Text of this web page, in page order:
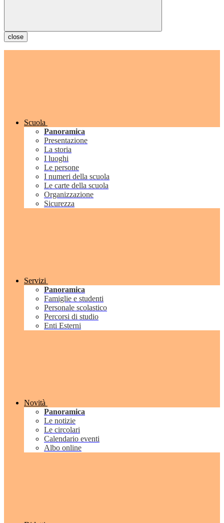
close
Scuola
Panoramica
Presentazione
La storia
I luoghi
Le persone
I numeri della scuola
Le carte della scuola
Organizzazione
Sicurezza
Servizi
Panoramica
Famiglie e studenti
Personale scolastico
Percorsi di studio
Enti Esterni
Novità
Panoramica
Le notizie
Le circolari
Calendario eventi
Albo online